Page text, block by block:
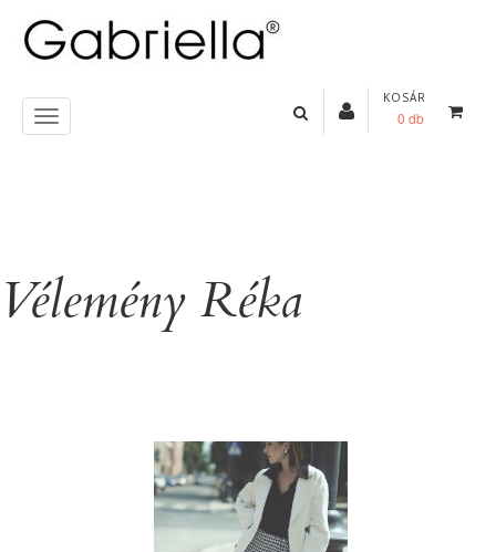
KOSÁR
0 db
Vélemény Réka